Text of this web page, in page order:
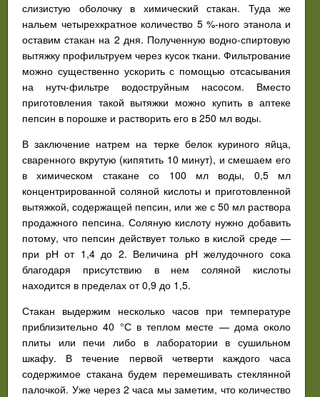
слизистую оболочку в химический стакан. Туда же
нальем четырехкратное количество 5 %-ного этанола и
оставим стакан на 2 дня. Полученную водно-спиртовую
вытяжку профильтруем через кусок ткани. Фильтрование
можно существенно ускорить с помощью отсасывания
на нутч-фильтре водоструйным насосом. Вместо
приготовления такой вытяжки можно купить в аптеке
пепсин в порошке и растворить его в 250 мл воды.
В заключение натрем на терке белок куриного яйца,
сваренного вкрутую (кипятить 10 минут), и смешаем его
в химическом стакане со 100 мл воды, 0,5 мл
концентрированной соляной кислоты и приготовленной
вытяжкой, содержащей пепсин, или же с 50 мл раствора
продажного пепсина. Соляную кислоту нужно добавить
потому, что пепсин действует только в кислой среде —
при рН от 1,4 до 2. Величина рН желудочного сока
благодаря присутствию в нем соляной кислоты
находится в пределах от 0,9 до 1,5.
Стакан выдержим несколько часов при температуре
приблизительно 40 °С в теплом месте — дома около
плиты или печи либо в лаборатории в сушильном
шкафу. В течение первой четверти каждого часа
содержимое стакана будем перемешивать стеклянной
палочкой. Уже через 2 часа мы заметим, что количество